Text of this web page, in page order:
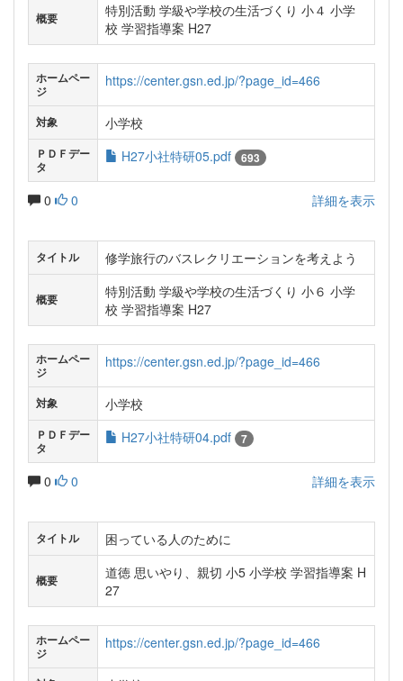
概要
特別活動 学級や学校の生活づくり 小４ 小学
校 学習指導案 H27
ホームペー
ジ
https://center.gsn.ed.jp/?page_id=466
対象 小学校
ＰＤＦデー
タ
H27小社特研05.pdf 693
0 0 詳細を表示
タイトル 修学旅行のバスレクリエーションを考えよう
概要
特別活動 学級や学校の生活づくり 小６ 小学
校 学習指導案 H27
ホームペー
ジ
https://center.gsn.ed.jp/?page_id=466
対象 小学校
ＰＤＦデー
タ
H27小社特研04.pdf 7
0 0 詳細を表示
タイトル 困っている人のために
概要
道徳 思いやり、親切 小5 小学校 学習指導案 H
27
ホームペー
ジ
https://center.gsn.ed.jp/?page_id=466